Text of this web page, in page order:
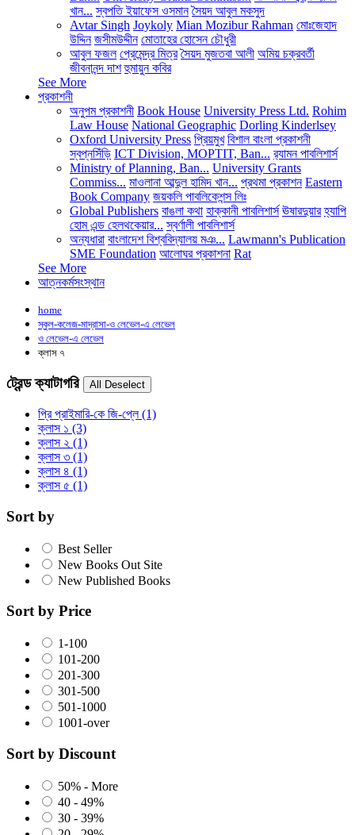
খান... স্বপতি ইয়াফেস ওসমান সৈয়দ আবুল মকসুদ
Avtar Singh Joykoly Mian Mozibur Rahman মোঃজেহাদ
উদ্দিন জসীমউদ্দীন মোতাহের হোসেন চৌধুরী
আবুল ফজল প্রেমেন্দ্র মিত্র সৈয়দ মুজতবা আলী অমিয় চক্রবর্তী
জীবনানন্দ দাশ হুমায়ুন কবির
See More
প্রকাশনী
অনুপম প্রকাশনী Book House University Press Ltd. Rohim
Law House National Geographic Dorling Kinderlsey
Oxford University Press প্রিয়মুখ বিশাল বাংলা প্রকাশনী
স্বপ্নসিঁড়ি ICT Division, MOPTIT, Ban... র‍্যামন পাবলিশার্স
Ministry of Planning, Ban... University Grants
Commiss... মাওলানা আব্দুল হামিদ খান... প্রথমা প্রকাশন Eastern
Book Company জয়কলি পাবলিকেশন্স লিঃ
Global Publishers বাঙলা কথা হাক্কানী পাবলিশার্স ঊষারদুয়ার হ্যাপি
হোম এন্ড হেলথকেয়ার... স্বর্ণালী পাবলিশার্স
অন্যধারা বাংলাদেশ বিশ্ববিদ্যালয় মঞ... Lawmann's Publication
SME Foundation আলোঘর প্রকাশনা Rat
See More
আত্নকর্মসংস্থান
home
স্কুল-কলেজ-মাদ্রাসা-ও লেভেল-এ লেভেল
ও লেভেল-এ লেভেল
ক্লাস ৭
ট্রেন্ড ক্যাটাগরি
প্রি প্রাইমারি-কে জি-প্লে(1)
ক্লাস ১ (3)
ক্লাস ২ (1)
ক্লাস ৩ (1)
ক্লাস ৪ (1)
ক্লাস ৫ (1)
Sort by
Best Seller
New Books Out Site
New Published Books
Sort by Price
1-100
101-200
201-300
301-500
501-1000
1001-over
Sort by Discount
50% - More
40 - 49%
30 - 39%